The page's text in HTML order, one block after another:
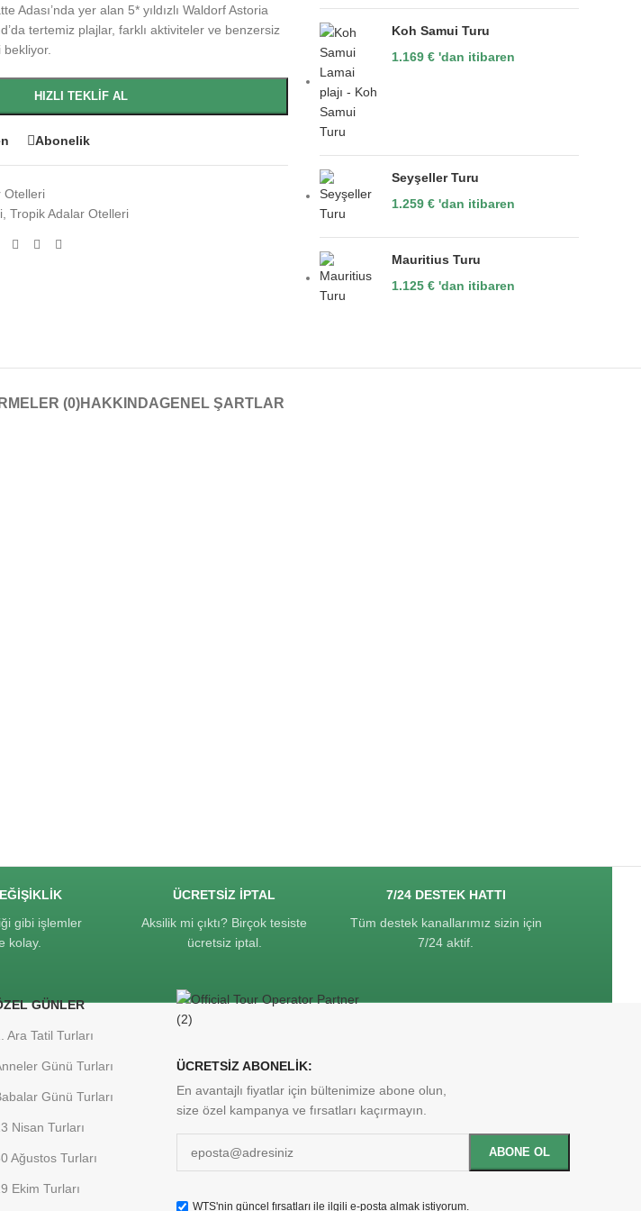
Adası’nda yer alan 5* yıldızlı Waldorf Astoria
tertemiz plajlar, farklı aktiviteler ve benzersiz
HIZLI TEKLIF AL
Abonelik
Otelleri
Tropik Adalar Otelleri
Koh Samui Turu
1.169€ 'dan itibaren
Seyşeller Turu
1.259€ 'dan itibaren
Mauritius Turu
1.125€ 'dan itibaren
(0)HAKKINDAGENEL ŞARTLAR
gibi işlemler
kolay.
ÜCRETSIZ İPTAL
Aksilik mi çıktı? Birçok tesiste
ücretsiz iptal.
7/24 DESTEK HATTI
Tüm destek kanallarımız sizin için
7/24 aktif.
GÜNLER
Ara Tatil Turları
Günü Turları
Günü Turları
Nisan Turları
Ağustos Turları
Ekim Turları
ÜCRETSİZ ABONELİK:
En avantajlı fiyatlar için bültenimize abone olun,
size özel kampanya ve fırsatları kaçırmayın.
WTS'nin güncel fırsatları ile ilgili e-posta almak istiyorum.